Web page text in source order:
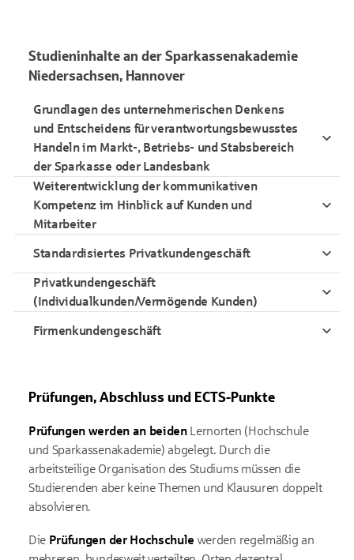
Studieninhalte an der Sparkassenakademie
Niedersachsen, Hannover
Grundlagen des unternehmerischen Denkens
und Entscheidens für verantwortungsbewusstes
Handeln im Markt-, Betriebs- und Stabsbereich
der Sparkasse oder Landesbank
Weiterentwicklung der kommunikativen
Kompetenz im Hinblick auf Kunden und
Mitarbeiter
Standardisiertes Privatkundengeschäft
Privatkundengeschäft
(Individualkunden/Vermögende Kunden)
Firmenkundengeschäft
Prüfungen, Abschluss und ECTS-Punkte
Prüfungen werden an beidenLernorten (Hochschule
und Sparkassenakademie) abgelegt. Durch die
arbeitsteilige Organisation des Studiums müssen die
Studierenden aber keine Themen und Klausuren doppelt
absolvieren.
Die Prüfungen der Hochschule werden regelmäßig an